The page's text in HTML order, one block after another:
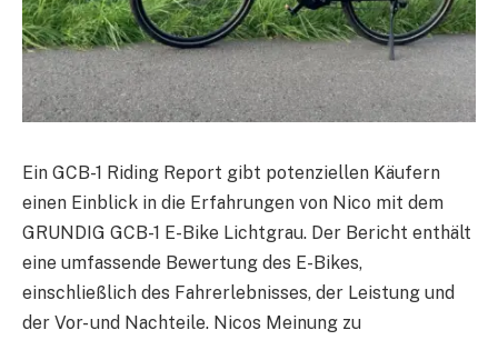
Ein GCB-1 Riding Report gibt potenziellen Käufern
einen Einblick in die Erfahrungen von Nico mit dem
GRUNDIG GCB-1 E-Bike Lichtgrau. Der Bericht enthält
eine umfassende Bewertung des E-Bikes,
einschließlich des Fahrerlebnisses, der Leistung und
der Vor- und Nachteile. Nicos Meinung zu